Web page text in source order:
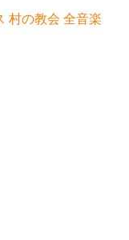
村の教会 全音楽